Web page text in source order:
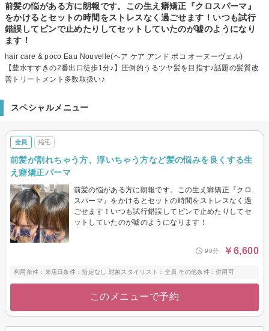
前髪の悩がある方に朗報です。この生え癖矯正『クロスパーマ』
をかけるとセットの時間をストレスなく過ごせます！いつも試行
錯誤してピンで止めたりしてセットしていたのが嘘のようになり
ます！
hair care & poco Eau Nouvelle(ヘア ケア アンド ポコ オーヌーヴェル)
【豊水すすきの2番出口徒歩1分♪】圧倒的うるツヤ髪を目指す♪話題の髪質改
善トリートメント多数取扱い♪
スペシャルメニュー
全員 縮毛
前髪が割れちゃう方、浮いちゃう方など髪の悩みを良くする生
え癖矯正パーマ
前髪の悩がある方に朗報です。この生え癖矯正『クロ
スパーマ』をかけるとセットの時間をストレスなく過
ごせます！いつも試行錯誤してピンで止めたりしてセ
ットしていたのが嘘のようになります！
90分 ￥6,600
利用条件：来店日条件：指定なし 対象スタイリスト：全員 その他条件：併用可
このメニューで予約